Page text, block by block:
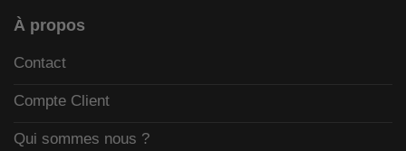
À propos
Contact
Compte Client
Qui sommes nous ?